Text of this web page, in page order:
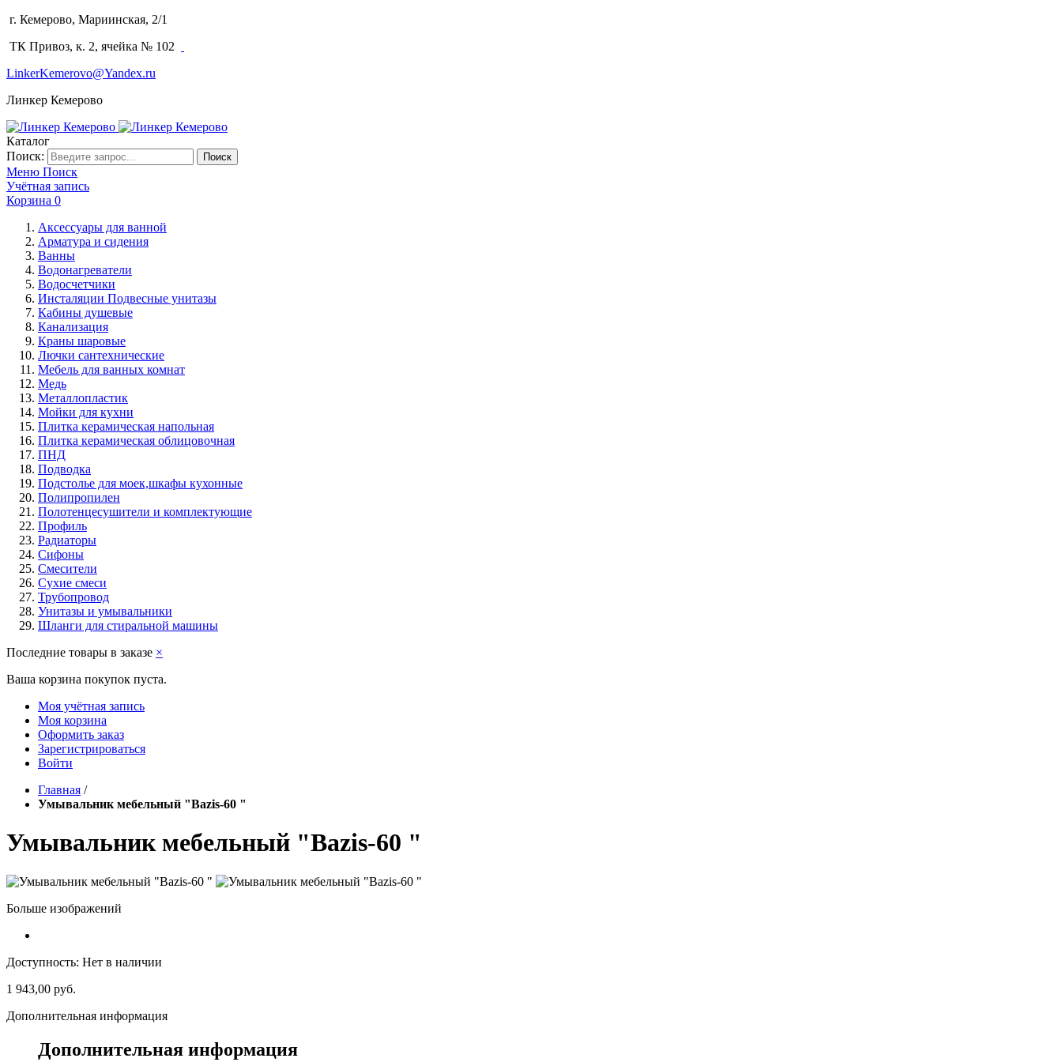
г. Кемерово, Мариинская, 2/1
ТК Привоз, к. 2, ячейка № 102
LinkerKemerovo@Yandex.ru
Линкер Кемерово
Каталог
Поиск:
Поиск
Меню Поиск
Учётная запись
Корзина 0
Аксессуары для ванной
Арматура и сидения
Ванны
Водонагреватели
Водосчетчики
Инсталяции Подвесные унитазы
Кабины душевые
Канализация
Краны шаровые
Лючки сантехнические
Мебель для ванных комнат
Медь
Металлопластик
Мойки для кухни
Плитка керамическая напольная
Плитка керамическая облицовочная
ПНД
Подводка
Подстолье для моек,шкафы кухонные
Полипропилен
Полотенцесушители и комплектующие
Профиль
Радиаторы
Сифоны
Смесители
Сухие смеси
Трубопровод
Унитазы и умывальники
Шланги для стиральной машины
Последние товары в заказе ×
Ваша корзина покупок пуста.
Моя учётная запись
Моя корзина
Оформить заказ
Зарегистрироваться
Войти
Главная /
Умывальник мебельный "Bazis-60 "
Умывальник мебельный "Bazis-60 "
Больше изображений
Доступность: Нет в наличии
1 943,00 руб.
Дополнительная информация
Дополнительная информация